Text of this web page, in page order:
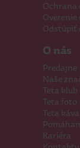
Ochrana
Overenie
Odstúpiť
O nás
Predajne
Naše
Teta klub
Teta foto
Teta káva
Kariéra